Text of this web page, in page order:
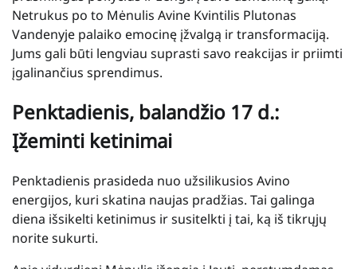
Netrukus po to Mėnulis Avine Kvintilis Plutonas
Vandenyje palaiko emocinę įžvalgą ir transformaciją.
Jums gali būti lengviau suprasti savo reakcijas ir priimti
įgalinančius sprendimus.
Penktadienis, balandžio 17 d.:
Įžeminti ketinimai
Penktadienis prasideda nuo užsilikusios Avino
energijos, kuri skatina naujas pradžias. Tai galinga
diena išsikelti ketinimus ir susitelkti į tai, ką iš tikrųjų
norite sukurti.